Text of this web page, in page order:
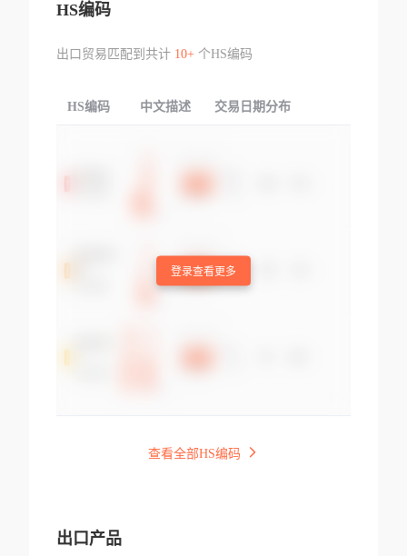
HS编码
出口贸易匹配到共计 10+个HS编码
HS编码 中文描述 交易日期分布
登录查看更多
查看全部HS编码
出口产品